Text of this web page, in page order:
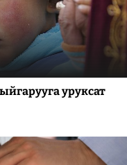
уруксат